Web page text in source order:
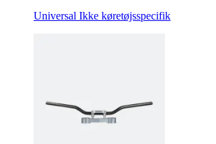
Universal Ikke køretøjsspecifik